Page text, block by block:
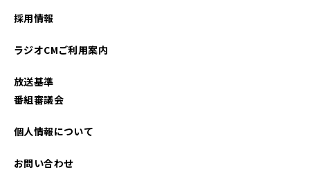
採用情報
ラジオCMご利用案内
放送基準
番組審議会
個人情報について
お問い合わせ